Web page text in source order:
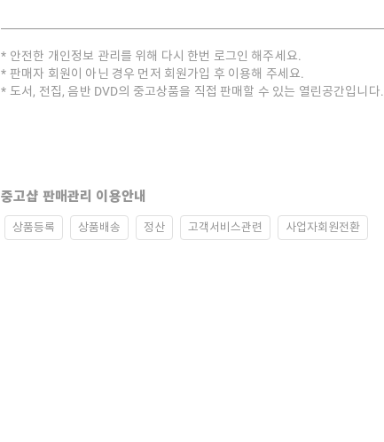
안전한 개인정보 관리를 위해 다시 한번 로그인 해주세요.
판매자 회원이 아닌 경우 먼저 회원가입 후 이용해 주세요.
도서, 전집, 음반 DVD의 중고상품을 직접 판매할 수 있는 열린공간입니다.
중고샵 판매관리 이용안내
상품등록 상품배송 정산 고객서비스관련 사업자회원전환